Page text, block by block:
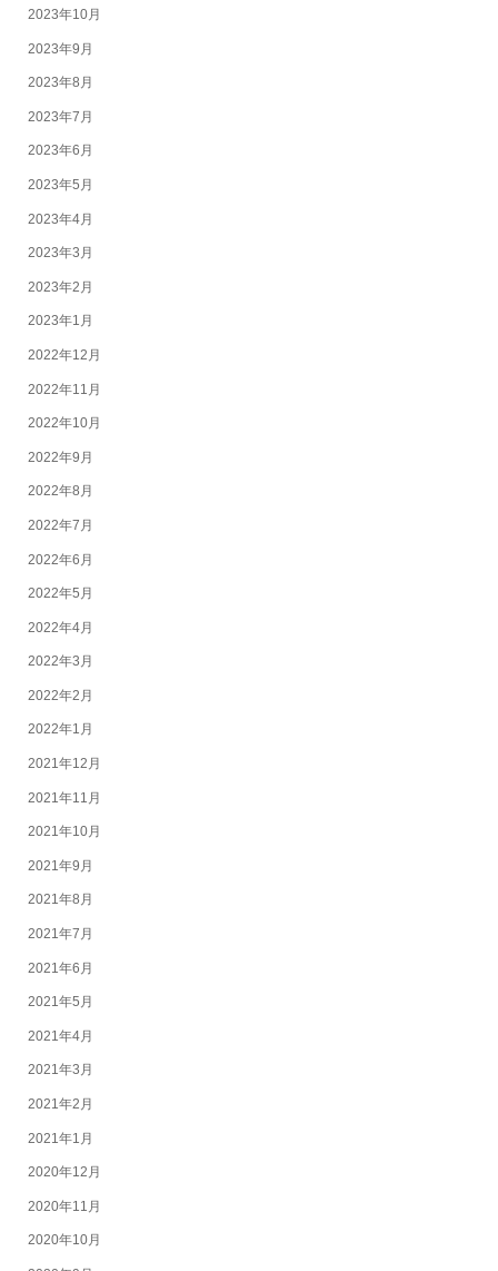
2023年10月
2023年9月
2023年8月
2023年7月
2023年6月
2023年5月
2023年4月
2023年3月
2023年2月
2023年1月
2022年12月
2022年11月
2022年10月
2022年9月
2022年8月
2022年7月
2022年6月
2022年5月
2022年4月
2022年3月
2022年2月
2022年1月
2021年12月
2021年11月
2021年10月
2021年9月
2021年8月
2021年7月
2021年6月
2021年5月
2021年4月
2021年3月
2021年2月
2021年1月
2020年12月
2020年11月
2020年10月